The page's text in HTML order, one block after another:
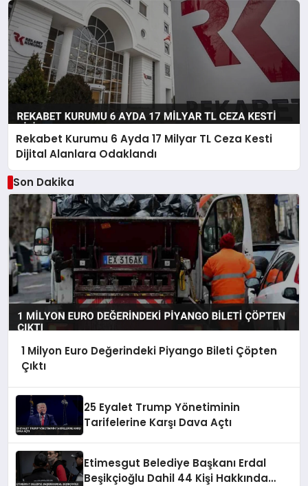
Rekabet Kurumu 6 Ayda 17 Milyar TL Ceza Kesti
Dijital Alanlara Odaklandı
Son Dakika
1 Milyon Euro Değerindeki Piyango Bileti Çöpten
Çıktı
25 Eyalet Trump Yönetiminin
Tarifelerine Karşı Dava Açtı
Etimesgut Belediye Başkanı Erdal
Beşikçioğlu Dahil 44 Kişi Hakkında